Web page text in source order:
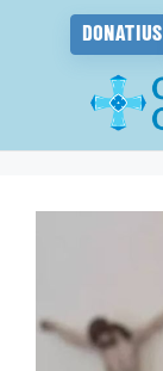
DONATIUS